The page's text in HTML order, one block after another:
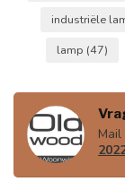
industriële
lamp (47)
Mail